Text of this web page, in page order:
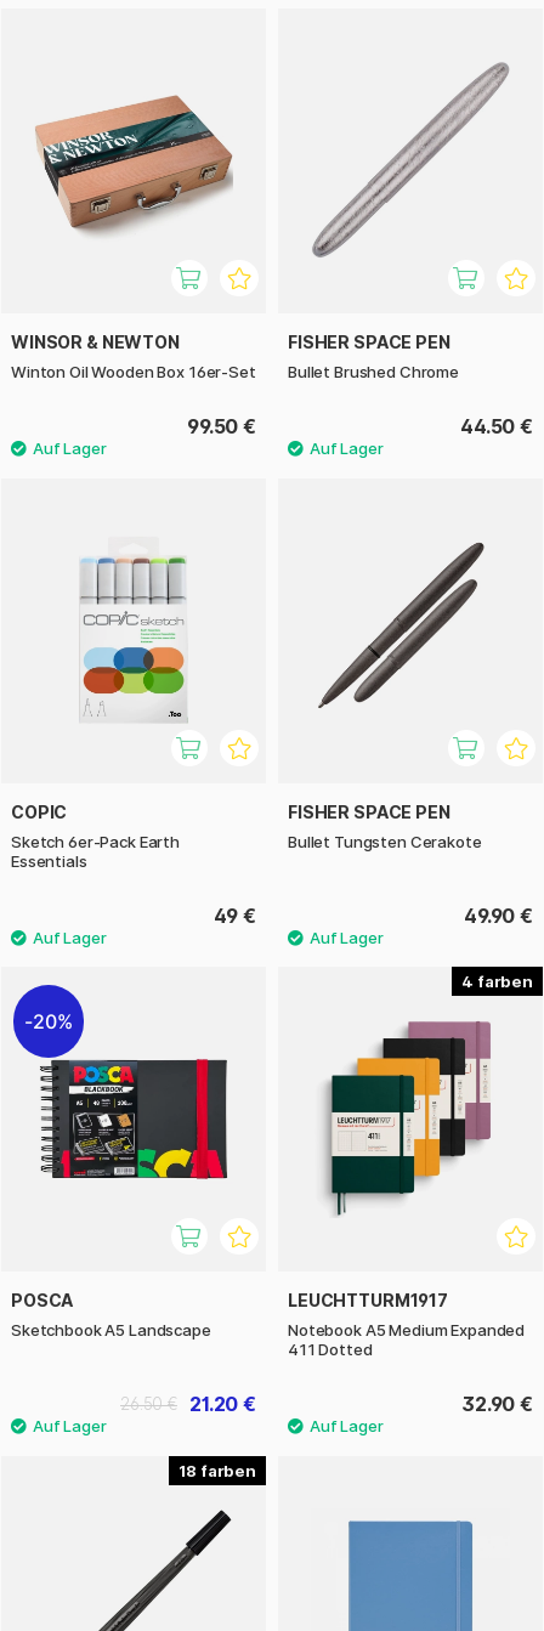
WINSOR & NEWTON
Winton Oil Wooden Box 16er-Set
99.50 €
FISHER SPACE PEN
Bullet Brushed Chrome
44.50 €
COPIC
Sketch 6er-Pack Earth
Essentials
49 €
FISHER SPACE PEN
Bullet Tungsten Cerakote
49.90 €
20%
POSCA
Sketchbook A5 Landscape
21.20 €
26.50 €
4
LEUCHTTURM1917
Notebook A5 Medium Expanded
411 Dotted
32.90 €
18